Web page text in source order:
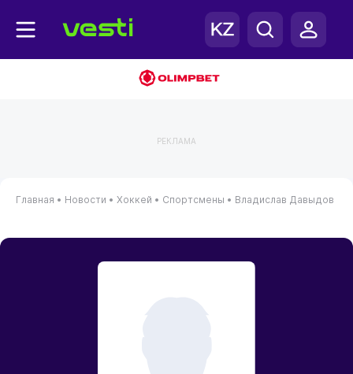
РЕКЛАМА
Главная • Новости • Хоккей • Спортсмены • Владислав Давыдов